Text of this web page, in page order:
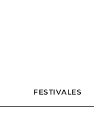
FESTIVALES